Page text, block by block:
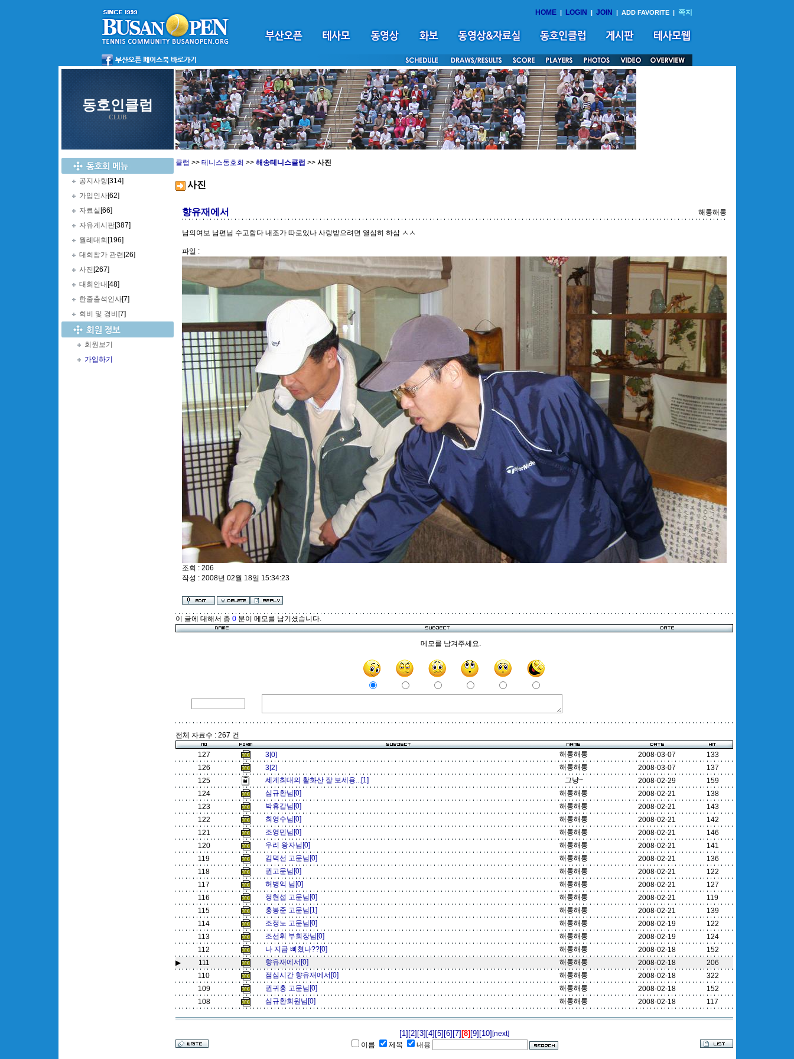
HOME | LOGIN | JOIN | ADD FAVORITE | 쪽지
동호인클럽
CLUB
공지사항[314]
가입인사[62]
자료실 [66]
자유게시판[387]
월례대회 [196]
대회참가 관련 [26]
사진 [267]
대회안내 [48]
한줄출석인사[7]
회비 및 경비 [7]
회원보기
가입하기
클럽 >> 테니스동호회 >> 해송테니스클럽 >> 사진
사진
향유재에서 해롱해롱
남의여보 남편님 수고함다 내조가 따로있나 사랑받으려면 열심히 하삼 ㅅㅅ
파일 :
조회 : 206
작성 : 2008년 02월 18일 15:34:23
이 글에 대해서 총 0분이 메모를 남기셨습니다.
메모를 남겨주세요.
전체 자료수 : 267 건
127 3[0] 해롱해롱 2008-03-07
133
126
3[2] 해롱해롱 2008-03-07
137
125
세계최대의 활화산 잘 보세용...[1] 그냥~ 2008-02-29
159
124
심규환님[0] 해롱해롱 2008-02-21
138
123
박휴갑님[0] 해롱해롱 2008-02-21
143
122
최영수님[0] 해롱해롱 2008-02-21
142
121
조영민님[0] 해롱해롱 2008-02-21
146
120
우리 왕자님[0] 해롱해롱 2008-02-21
141
119
김덕선 고문님[0] 해롱해롱 2008-02-21
136
118
권고문님[0] 해롱해롱 2008-02-21
122
117
허병익 님[0] 해롱해롱 2008-02-21
127
116
정현섭 고문님[0] 해롱해롱 2008-02-21
119
115
홍봉준 고문님[1] 해롱해롱 2008-02-21
139
114
조정노 고문님[0] 해롱해롱 2008-02-19
122
113
조선휘 부회장님[0] 해롱해롱 2008-02-19
124
112
나 지금 삐쳤나??[0] 해롱해롱 2008-02-18
152
▶
111 향유재에서[0] 해롱해롱 2008-02-18
206
110
점심시간 향유재에서[0] 해롱해롱 2008-02-18
322
109
권귀홍 고문님[0] 해롱해롱 2008-02-18
152
108
심규환회원님[0] 해롱해롱 2008-02-18 117
[1] [2] [3] [4] [5] [6] [7] [8] [9] [10] [next]
이름
제목 내용